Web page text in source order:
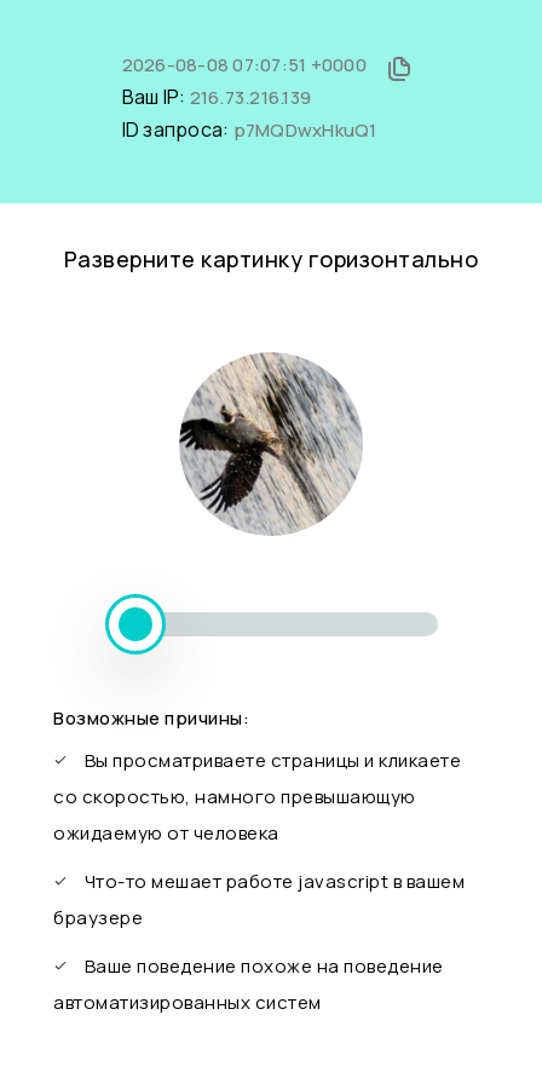
2026-08-08 07:07:51 +0000
Ваш IP: 216.73.216.139
ID запроса: p7MQDwxHkuQ1
Разверните картинку горизонтально
Возможные причины:
Вы просматриваете страницы и кликаете
со скоростью, намного превышающую
ожидаемую от человека
Что-то мешает работе javascript в вашем
браузере
Ваше поведение похоже на поведение
автоматизированных систем